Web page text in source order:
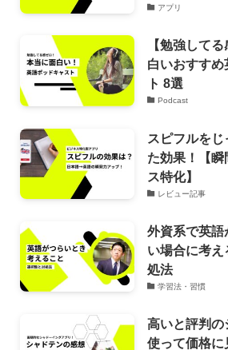
アプリ
【勉強して
白いおすす
ト 8選
Podcast
スピフルを
た効果！【瞬
ス特化】
レビュー記事
外資系で英語
い場合に考
処法
学習法・習慣
高いと評判
使って価格に